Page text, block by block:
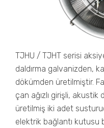
TJHU / TJHT serisi
daldırma galvanizden,
dökümden üretilmiştir.
çan ağızlı girişli,
üretilmiş iki adet
elektrik bağlantı kutusu